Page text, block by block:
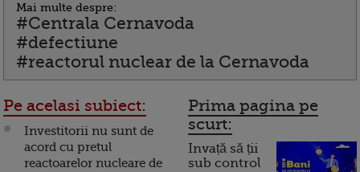
Mai multe despre:
#Centrala Cernavoda
#defectiune
#reactorul nuclear de la Cernavoda
Pe acelasi subiect:
Investitorii nu sunt de
acord cu pretul
reactoarelor nucleare de
Prima pagina pe
scurt:
Invață să ții
sub control